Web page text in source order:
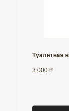
Туалетная
3 000 ₽